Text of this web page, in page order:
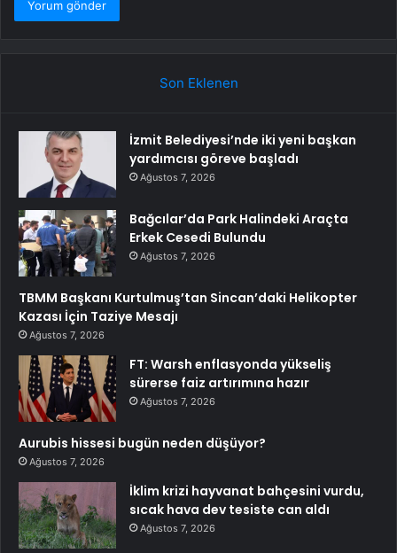
Son Eklenen
İzmit Belediyesi’nde iki yeni başkan
yardımcısı göreve başladı
Ağustos 7, 2026
Bağcılar’da Park Halindeki Araçta
Erkek Cesedi Bulundu
Ağustos 7, 2026
TBMM Başkanı Kurtulmuş’tan Sincan’daki Helikopter
Kazası İçin Taziye Mesajı
Ağustos 7, 2026
FT: Warsh enflasyonda yükseliş
sürerse faiz artırımına hazır
Ağustos 7, 2026
Aurubis hissesi bugün neden düşüyor?
Ağustos 7, 2026
İklim krizi hayvanat bahçesini vurdu,
sıcak hava dev tesiste can aldı
Ağustos 7, 2026